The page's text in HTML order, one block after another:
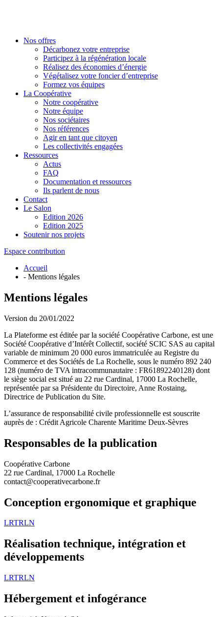
Nos offres
Décarbonez votre entreprise
Participez à la régénération locale
Réalisez des économies d’énergie
Végétalisez votre foncier d’entreprise
Formez vos équipes
La Coopérative
Notre coopérative
Notre équipe
Nos sociétaires
Nos références
Agir en tant que citoyen
Les collectivités engagées
Ressources
Actus
FAQ
Documentation et ressources
Ils parlent de nous
Contact
Le Salon
Edition 2026
Edition 2025
Soutenir nos projets
Espace contribution
Accueil
- Mentions légales
Mentions légales
Version du 20/01/2022
La Plateforme est éditée par la société Coopérative Carbone, est une
Société Coopérative d’Intérêt Collectif, société SCIC SAS au capital
variable de minimum 20 000 euros immatriculée au Registre du
Commerce et des Sociétés de La Rochelle, sous le numéro 892 240
128 (numéro de TVA intracommunautaire : FR61892240128) dont
le siège social est situé au 22 rue Cardinal, 17000 La Rochelle,
représentée par sa Présidente du Directoire, Anne Rostaing,
Directrice de Publication du Site.
L’assurance de responsabilité civile professionnelle est souscrite
auprès de : Crédit Agricole Charente Maritime Deux-Sèvres
Responsables de la publication
Coopérative Carbone
22 rue Cardinal, 17000 La Rochelle
contact@cooperativecarbone.fr
Conception ergonomique et graphique
LRTRLN
Réalisation technique, intégration et
développements
LRTRLN
Hébergement et infogérance